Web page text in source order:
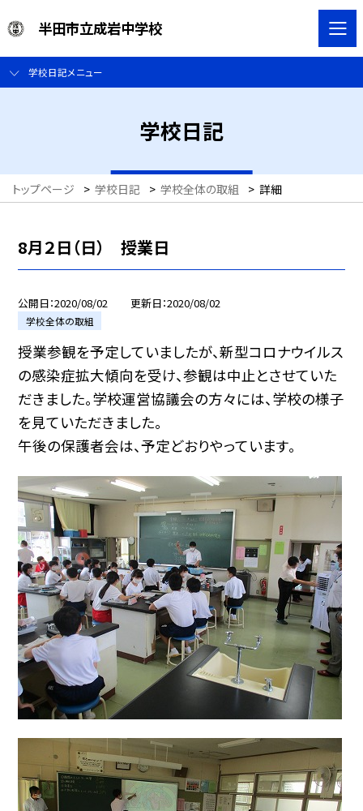
半田市立成岩中学校
学校日記メニュー
学校日記
トップページ > 学校日記 > 学校全体の取組 > 詳細
8月２日（日） 授業日
公開日 2020/08/02 更新日 2020/08/02
学校全体の取組
授業参観を予定していましたが、新型コロナウイルス
の感染症拡大傾向を受け、参観は中止とさせていた
だきました。学校運営協議会の方々には、学校の様子
を見ていただきました。
午後の保護者会は、予定どおりやっています。